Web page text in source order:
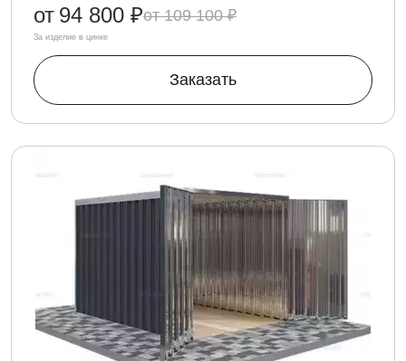
109 100 ₽
от 94 800 ₽
За изделие в цинке
Заказать